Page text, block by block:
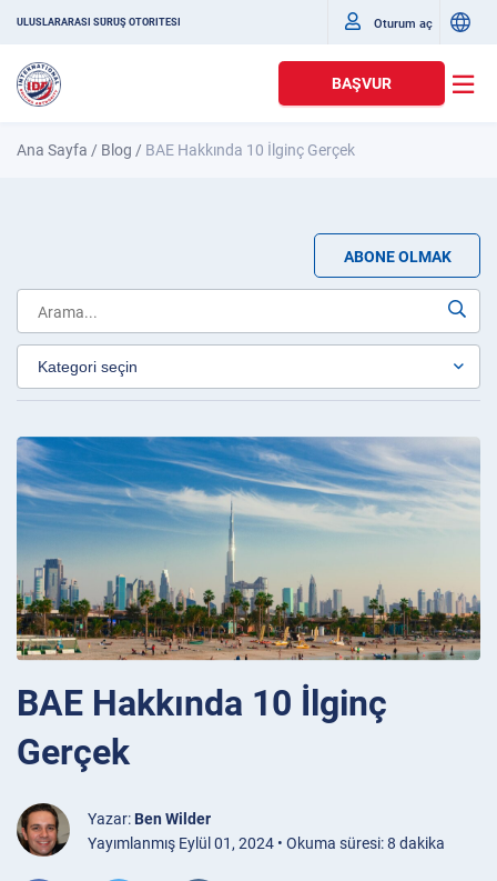
ULUSLARARASI SÜRÜŞ OTORITESI Oturum aç
BAŞVUR
Ana Sayfa / Blog / BAE Hakkında 10 İlginç Gerçek
ABONE OLMAK
BAE Hakkında 10 İlginç
Gerçek
Yazar: Ben Wilder
Yayımlanmış Eylül 01, 2024 • Okuma süresi: 8 dakika